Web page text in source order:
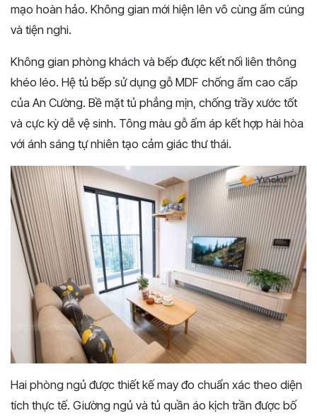
mạo hoàn hảo. Không gian mới hiện lên vô cùng ấm cúng
và tiện nghi.
Không gian phòng khách và bếp được kết nối liên thông
khéo léo. Hệ tủ bếp sử dụng gỗ MDF chống ẩm cao cấp
của An Cường. Bề mặt tủ phẳng mịn, chống trầy xước tốt
và cực kỳ dễ vệ sinh. Tông màu gỗ ấm áp kết hợp hài hòa
với ánh sáng tự nhiên tạo cảm giác thư thái.
Hai phòng ngủ được thiết kế may đo chuẩn xác theo diện
tích thực tế. Giường ngủ và tủ quần áo kịch trần được bố